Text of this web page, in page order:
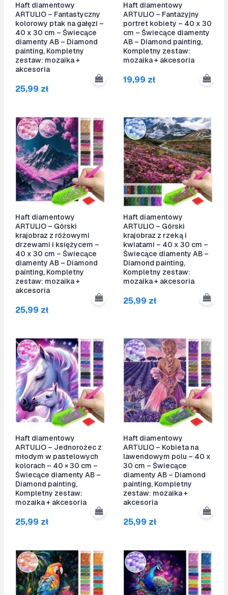
Haft diamentowy
ARTULIO – Fantastyczny
kolorowy ptak na gałęzi –
40 x 30 cm – Świecące
diamenty AB – Diamond
painting, Kompletny
zestaw: mozaika +
akcesoria
25,99 zł
Haft diamentowy
ARTULIO – Fantazyjny
portret kobiety – 40 x 30
cm – Świecące diamenty
AB – Diamond painting,
Kompletny zestaw:
mozaika + akcesoria
19,99 zł
Haft diamentowy
ARTULIO – Górski
krajobraz z różowymi
drzewami i księżycem –
40 x 30 cm – Świecące
diamenty AB – Diamond
painting, Kompletny
zestaw: mozaika +
akcesoria
25,99 zł
Haft diamentowy
ARTULIO – Górski
krajobraz z rzeką i
kwiatami – 40 x 30 cm –
Świecące diamenty AB –
Diamond painting,
Kompletny zestaw:
mozaika + akcesoria
25,99 zł
Haft diamentowy
ARTULIO – Jednorożec z
młodym w pastelowych
kolorach – 40 × 30 cm –
Świecące diamenty AB –
Diamond painting,
Kompletny zestaw:
mozaika + akcesoria
25,99 zł
Haft diamentowy
ARTULIO – Kobieta na
lawendowym polu – 40 x
30 cm – Świecące
diamenty AB – Diamond
painting, Kompletny
zestaw: mozaika +
akcesoria
25,99 zł